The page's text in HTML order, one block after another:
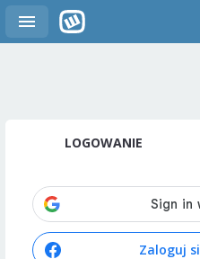
LOGOWANIE
Zaloguj